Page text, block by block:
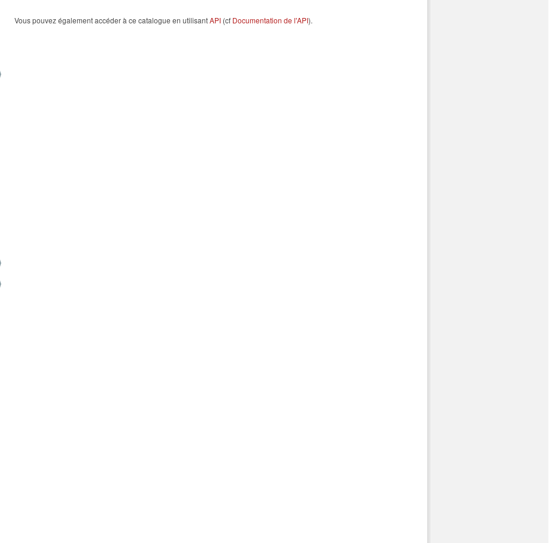
Vous pouvez également accéder à ce catalogue en utilisantAPI (cf Documentation de l'API).